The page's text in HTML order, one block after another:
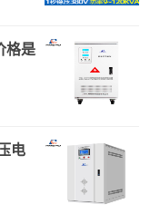
格是
电